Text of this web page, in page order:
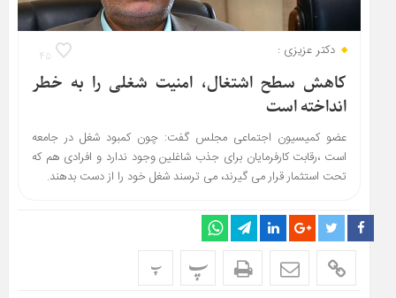
۴۵ دکتر عزیزی :
کاهش سطح اشتغال، امنیت شغلی را به خطر
انداخته است
عضو کمیسیون اجتماعی مجلس گفت: چون کمبود شغل در جامعه
است ،رقابت کارفرمایان برای جذب شاغلین وجود ندارد و افرادی هم که
تحت استثمار قرار می گیرند، می ترسند شغل خود را از دست بدهند.
پ پ